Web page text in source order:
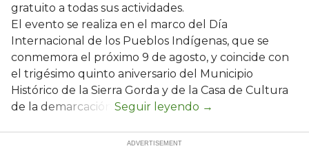
gratuito a todas sus actividades.
El evento se realiza en el marco del Día
Internacional de los Pueblos Indígenas, que se
conmemora el próximo 9 de agosto, y coincide con
el trigésimo quinto aniversario del Municipio
Histórico de la Sierra Gorda y de la Casa de Cultura
de la demarcación.